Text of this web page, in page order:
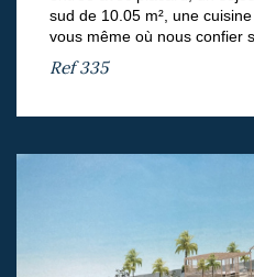
sud de 10.05 m², une
vous même où nous confier
Ref335